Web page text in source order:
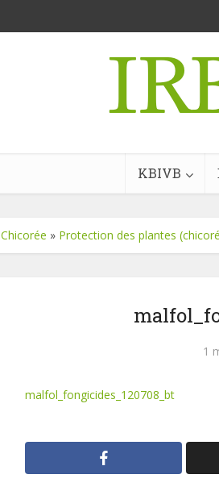
KBIVB
Chicorée » Protection des plantes
1
malfol_fongicides_120708_bt